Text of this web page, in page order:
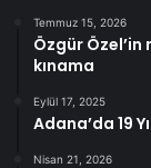
Temmuz 15, 2026
Özgür
kınama
Eylül 17, 2025
Adana’da 19
Nisan 21, 2026